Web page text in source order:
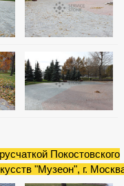
Покостовского
"Музеон", г.